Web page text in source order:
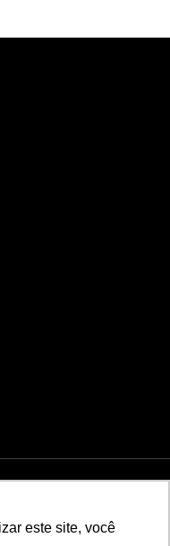
este site, você